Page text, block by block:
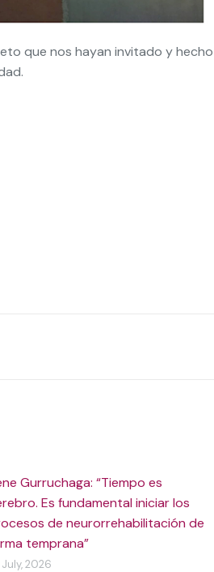
que nos hayan invitado y hecho
Gurruchaga: “Tiempo es
Es fundamental iniciar los
de neurorrehabilitación de
temprana”
July, 2026